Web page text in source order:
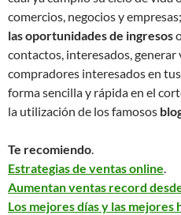
comercios, negocios y
las oportunidades de ingresos
contactos, interesados,
compradores interesados en
forma sencilla y rápida en el
la utilización de los famosos
Te recomiendo.
Estrategias de ventas online.
Aumentan ventas record
Los mejores días y las